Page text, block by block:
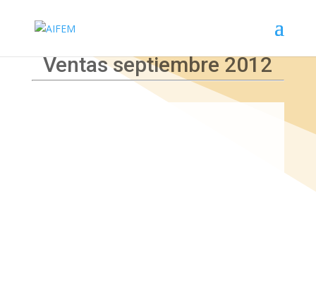
Ventas septiembre 2012